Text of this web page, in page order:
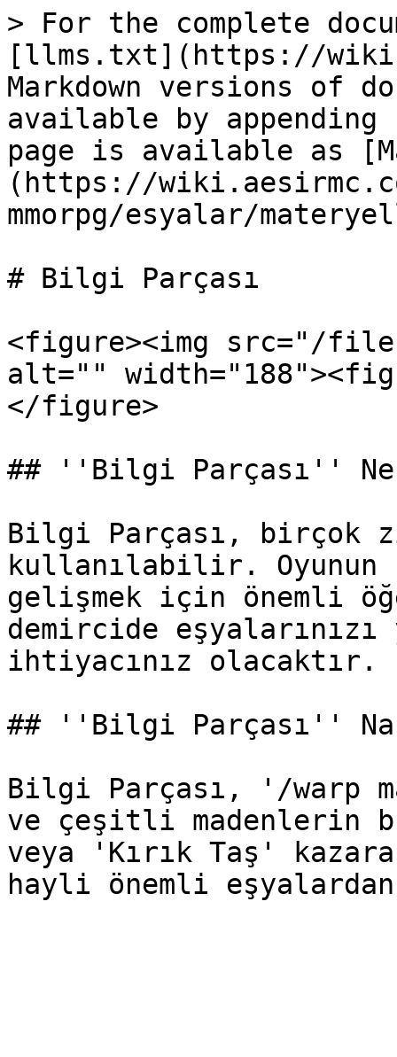
> For the complete
[llms.txt](https://
Markdown versions of
available by
page is available as
(https://
mmorpg/esyalar/
# Bilgi Parçası
<figure><img src="/files/
alt=""
</figure>
## ''Bilgi Parçası''
Bilgi Parçası, birçok
kullanılabilir. Oyunun
gelişmek için önemli
demircide
ihtiyacınız olacaktır.
## ''Bilgi Parçası''
Bilgi Parçası, '/warp
ve çeşitli madenlerin
veya 'Kırık Taş'